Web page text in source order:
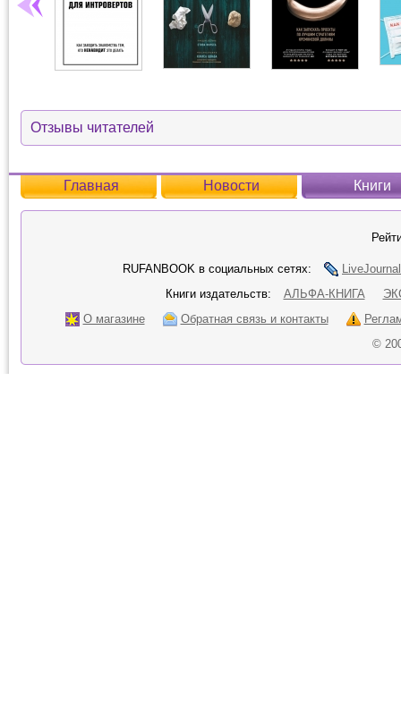
Отзывы читателей
Главная Новости Книги
RUFANBOOK в социальных сетях:
LiveJournal
Книги издательств:
АЛЬФА-КНИГА
О магазине
Обратная связь и контакты
©